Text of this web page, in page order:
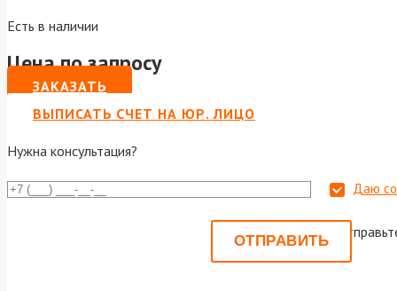
Есть в наличии
Цена по запросу
ЗАКАЗАТЬ
ВЫПИСАТЬ СЧЕТ НА ЮР. ЛИЦО
Нужна консультация?
Даю
Или